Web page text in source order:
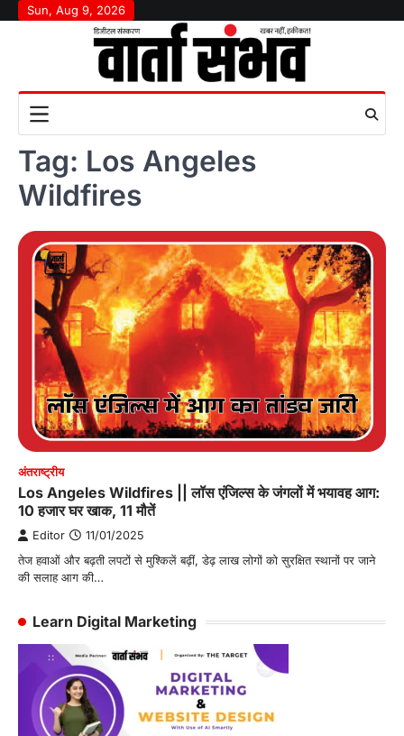
SkipSun, Aug 9, 2026
Tag: Los Angeles
Wildfires
अंतराष्‍ट्रीय
Los Angeles Wildfires || लॉस एंजिल्स के जंगलों में भयावह आग:
10 हजार घर खाक, 11 मौतें
Editor 11/01/2025
तेज हवाओं और बढ़ती लपटों से मुश्किलें बढ़ीं, डेढ़ लाख लोगों को सुरक्षित स्थानों पर जाने
की सलाह आग की…
Learn Digital Marketing